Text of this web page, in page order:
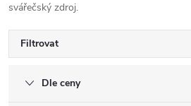
svářečský zdroj.
Filtrovat
Dle ceny